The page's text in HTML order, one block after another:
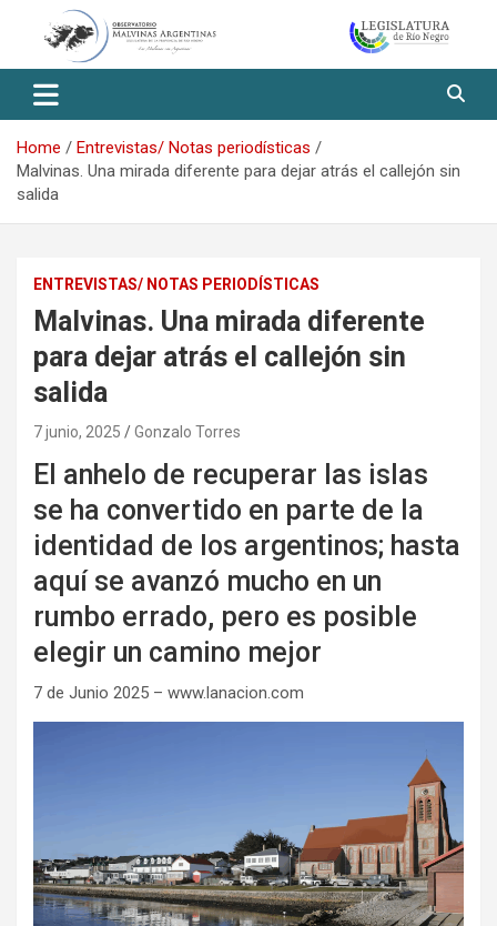
Observatorio Malvinas – Río
Negro
Home
Entrevistas/ Notas periodísticas
Malvinas. Una mirada diferente para dejar atrás el callejón sin
salida
ENTREVISTAS/ NOTAS PERIODÍSTICAS
Malvinas. Una mirada diferente
para dejar atrás el callejón sin
salida
7 junio, 2025 Gonzalo Torres
El anhelo de recuperar las islas
se ha convertido en parte de la
identidad de los argentinos; hasta
aquí se avanzó mucho en un
rumbo errado, pero es posible
elegir un camino mejor
7 de Junio 2025 – www.lanacion.com